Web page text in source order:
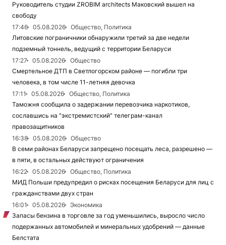
Руководитель студии ZROBIM architects Маковский вышел на
свободу
17:46
05.08.2026
Общество, Политика
Литовские пограничники обнаружили третий за две недели
подземный тоннель, ведущий с территории Беларуси
17:27
05.08.2026
Общество
Смертельное ДТП в Светлогорском районе — погибли три
человека, в том числе 11-летняя девочка
17:11
05.08.2026
Общество, Политика
Таможня сообщила о задержании перевозчика наркотиков,
сославшись на "экстремистский" телеграм-канал
правозащитников
16:38
05.08.2026
Общество
В семи районах Беларуси запрещено посещать леса, разрешено —
в пяти, в остальных действуют ограничения
16:22
05.08.2026
Общество, Политика
МИД Польши предупредил о рисках посещения Беларуси для лиц с
гражданствами двух стран
16:01
05.08.2026
Экономика
Запасы бензина в торговле за год уменьшились, выросло число
подержанных автомобилей и минеральных удобрений — данные
Белстата